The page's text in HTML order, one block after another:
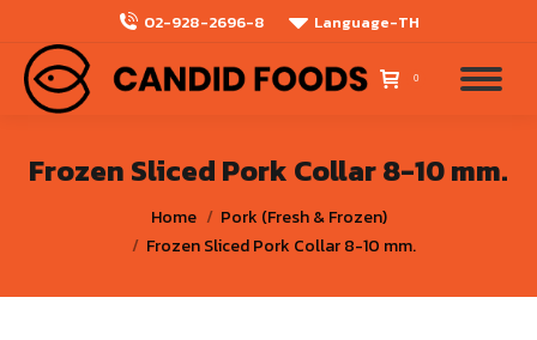
02-928-2696-8 Language-TH
0
Frozen Sliced Pork Collar 8-10 mm.
Home
Pork (Fresh & Frozen)
Frozen Sliced Pork Collar 8-10 mm.